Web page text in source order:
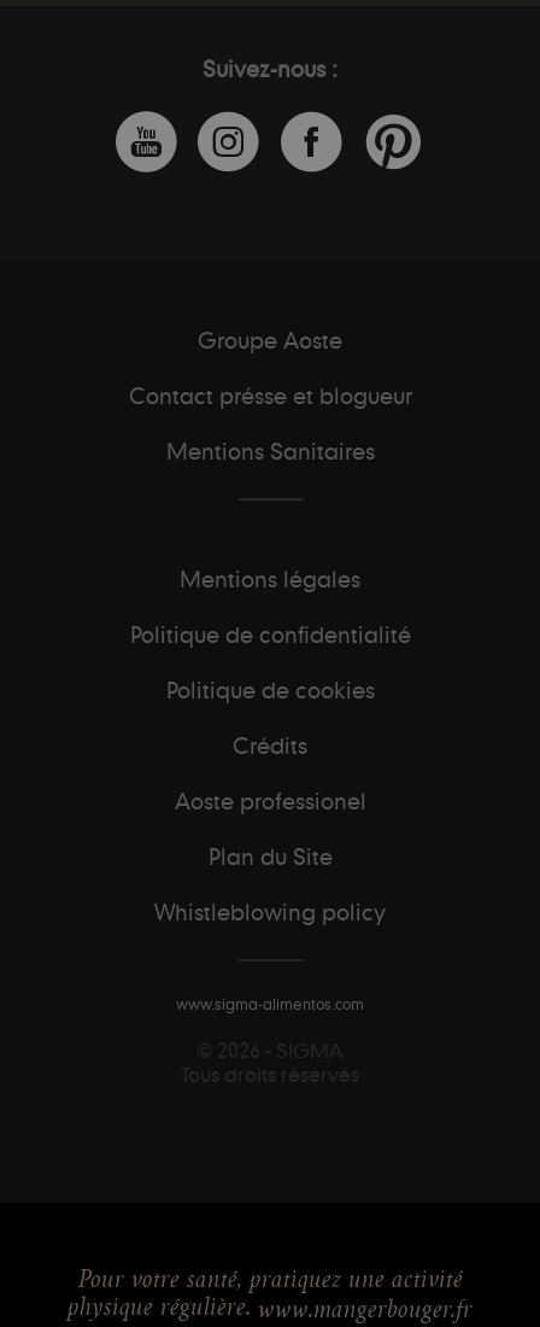
Suivez-nous :
Groupe Aoste
Contact présse et blogueur
Mentions Sanitaires
Mentions légales
Politique de confidentialité
Politique de cookies
Crédits
Aoste professionel
Plan du Site
Whistleblowing policy
www.sigma-alimentos.com
© 2026 - SIGMA
Tous droits réservés
Pour votre santé, pratiquez une activité
physique régulière. www.mangerbouger.fr